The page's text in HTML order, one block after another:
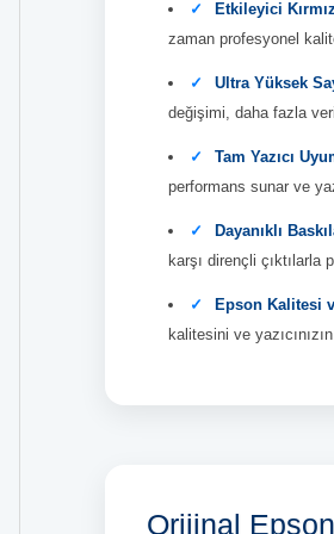
Etkileyici
zaman profesyonel
Ultra Yüksek
değişimi, daha fazla
Tam Yazıcı
performans sunar ve
Dayanıklı
karşı dirençli
Epson Kalitesi
kalitesini ve
Orijinal